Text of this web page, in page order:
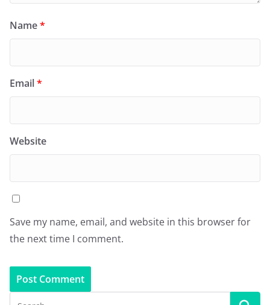
Name*
Email*
Website
Save my name, email, and website in this browser for
the next time I comment.